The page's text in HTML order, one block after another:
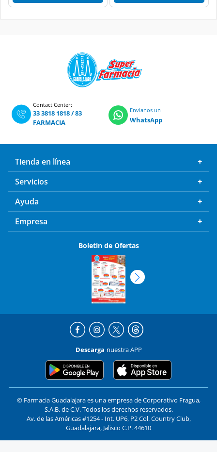
Contact Center:
33 3818 1818/83
FARMACIA
Envíanos un
WhatsApp
Tienda en línea
Servicios
Ayuda
Empresa
Boletín de Ofertas
Descarga nuestra APP
© Farmacia Guadalajara es una empresa de Corporativo Fragua,
S.A.B. de C.V. Todos los derechos reservados.
Av. de las Américas #1254 - Int. UP6, P2 Col. Country Club,
Guadalajara, Jalisco C.P. 44610